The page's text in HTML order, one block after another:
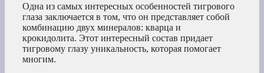
Одна из самых интересных особенностей тигрового
глаза заключается в том, что он представляет собой
комбинацию двух минералов: кварца и
крокидолита. Этот интересный состав придает
тигровому глазу уникальность, которая помогает
многим.